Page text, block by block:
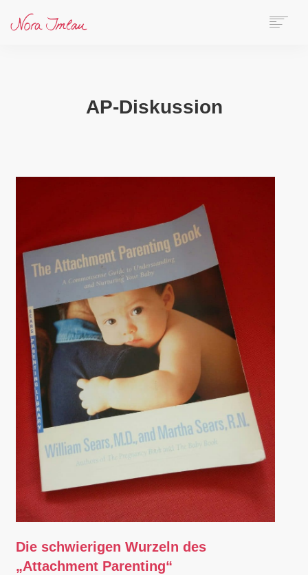
AP-Diskussion
Die schwierigen Wurzeln des
„Attachment Parenting“